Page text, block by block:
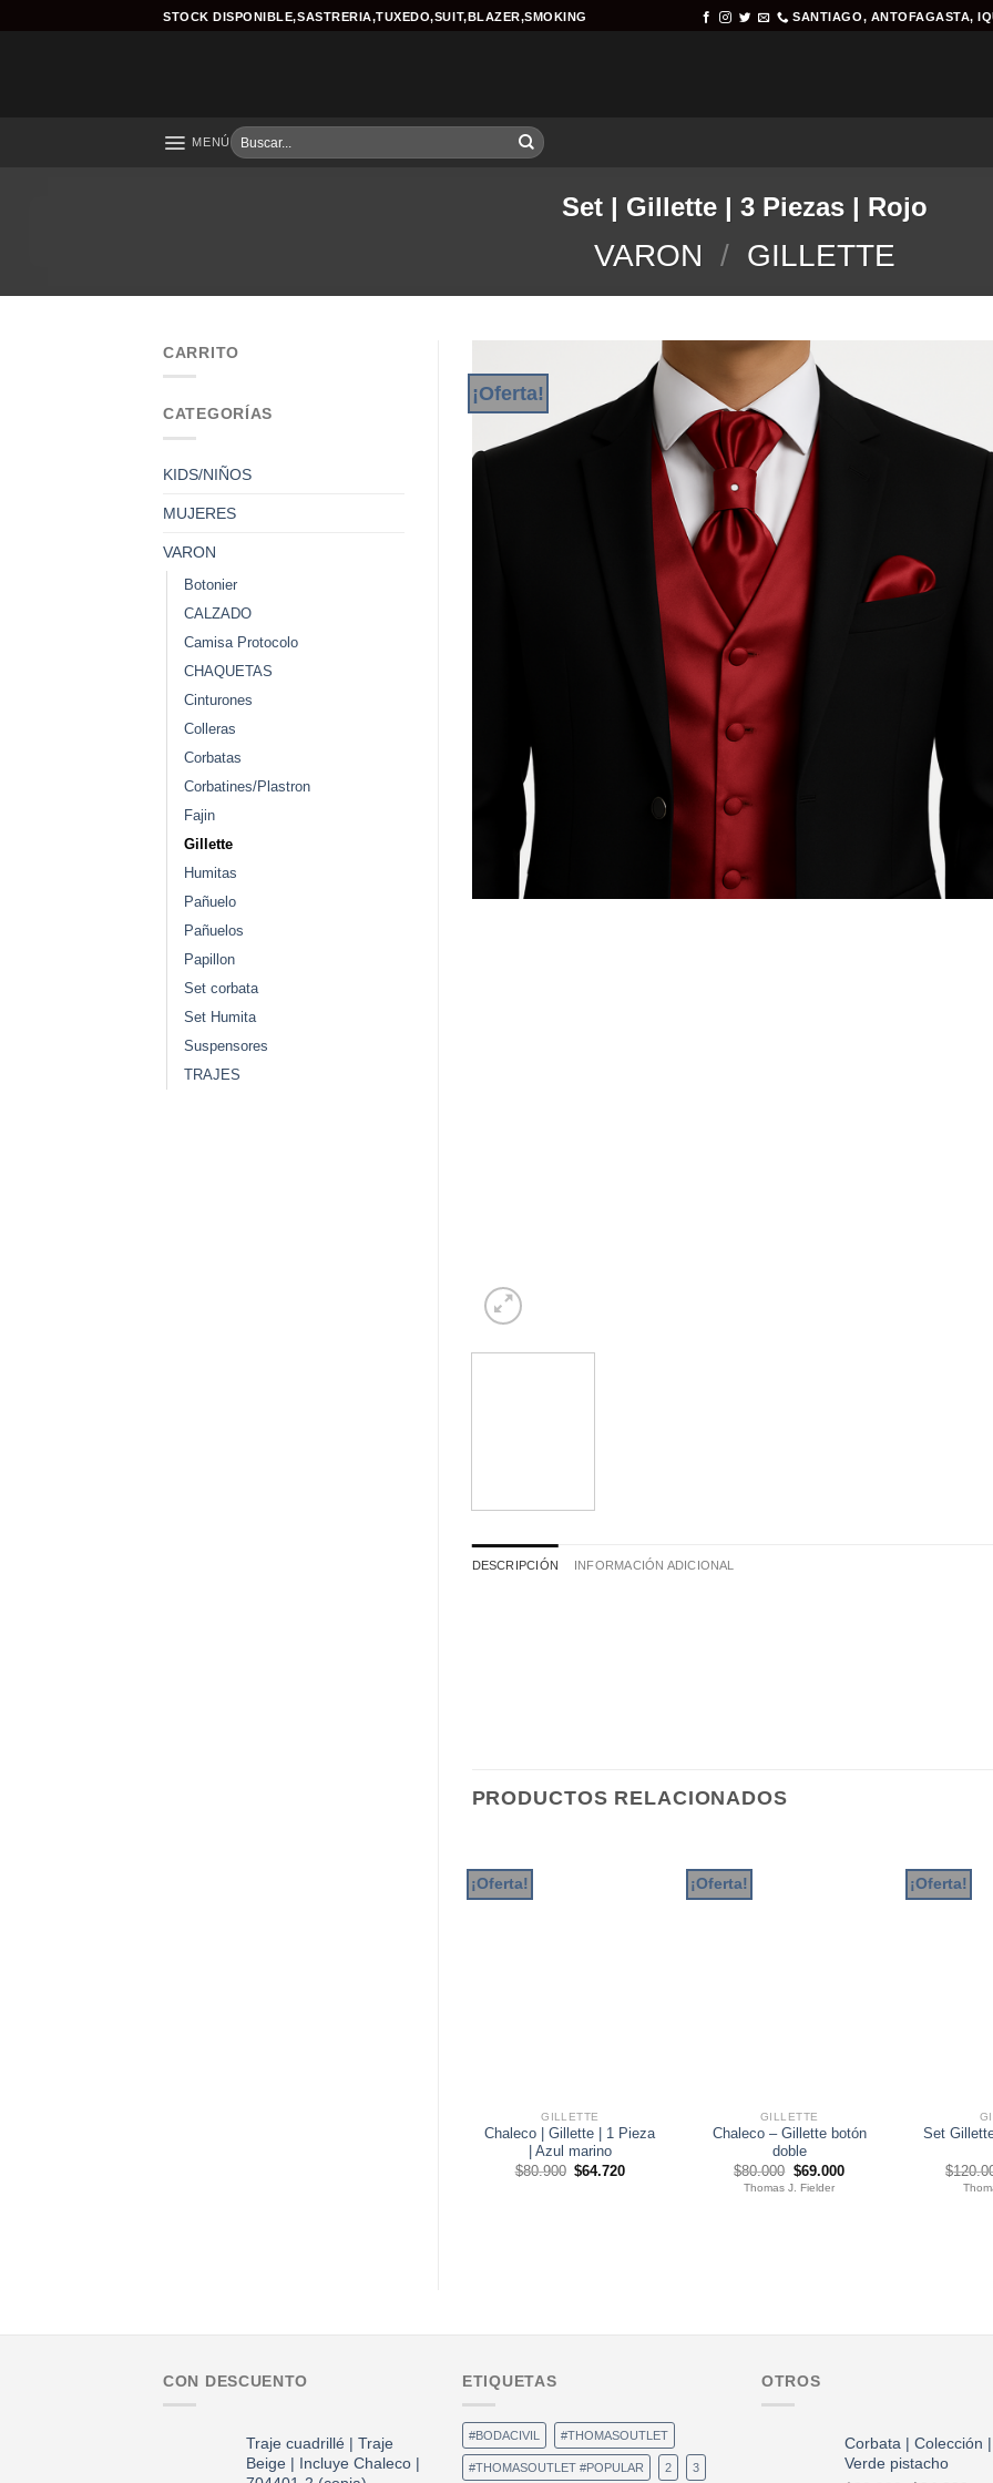
STOCK DISPONIBLE,SASTRERIA,TUXEDO,SUIT,BLAZER,SMOKING SANTIAGO, ANTOFAGASTA,
MENÚ
Buscar
por:
Set | Gillette | 3 Piezas | Rojo
VARON / GILLETTE
CARRITO
CATEGORÍAS
KIDS/NIÑOS
MUJERES
VARON
Botonier
CALZADO
Camisa Protocolo
CHAQUETAS
Cinturones
Colleras
Corbatas
Corbatines/Plastron
Fajin
Gillette
Humitas
Pañuelo
Pañuelos
Papillon
Set corbata
Set Humita
Suspensores
TRAJES
¡Oferta!
DESCRIPCIÓN INFORMACIÓN ADICIONAL
PRODUCTOS RELACIONADOS
¡Oferta!
GILLETTE
Chaleco | Gillette | 1 Pieza
| Azul marino
$80.900 El
$64.720El
¡Oferta!
GILLETTE
Chaleco – Gillette botón
doble
$80.000 El
precio
original
$69.000El
Thomas J. Fielder
¡Oferta!
Set
$
CON DESCUENTO
Traje cuadrillé | Traje
Beige | Incluye Chaleco |
ETIQUETAS
#BODACIVIL #THOMASOUTLET
#THOMASOUTLET #POPULAR 2 3
OTROS
Corbata | Colección |
Verde pistacho